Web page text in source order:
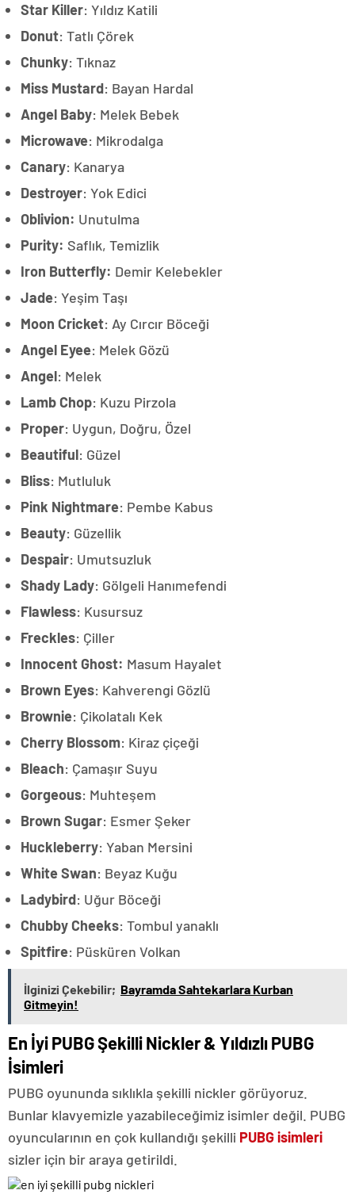
Star Killer: Yıldız Katili
Donut: Tatlı Çörek
Chunky: Tıknaz
Miss Mustard: Bayan Hardal
Angel Baby: Melek Bebek
Microwave: Mikrodalga
Canary: Kanarya
Destroyer: Yok Edici
Oblivion: Unutulma
Purity: Saflık, Temizlik
Iron Butterfly: Demir Kelebekler
Jade: Yeşim Taşı
Moon Cricket: Ay Cırcır Böceği
Angel Eyee: Melek Gözü
Angel: Melek
Lamb Chop: Kuzu Pirzola
Proper: Uygun, Doğru, Özel
Beautiful: Güzel
Bliss: Mutluluk
Pink Nightmare: Pembe Kabus
Beauty: Güzellik
Despair: Umutsuzluk
Shady Lady: Gölgeli Hanımefendi
Flawless: Kusursuz
Freckles: Çiller
Innocent Ghost: Masum Hayalet
Brown Eyes: Kahverengi Gözlü
Brownie: Çikolatalı Kek
Cherry Blossom: Kiraz çiçeği
Bleach: Çamaşır Suyu
Gorgeous: Muhteşem
Brown Sugar: Esmer Şeker
Huckleberry: Yaban Mersini
White Swan: Beyaz Kuğu
Ladybird: Uğur Böceği
Chubby Cheeks: Tombul yanaklı
Spitfire: Püsküren Volkan
İlginizi Çekebilir; Bayramda Sahtekarlara Kurban
Gitmeyin!
En İyi PUBG Şekilli Nickler & Yıldızlı PUBG
İsimleri
PUBG oyununda sıklıkla şekilli nickler görüyoruz.
Bunlar klavyemizle yazabileceğimiz isimler değil. PUBG
oyuncularının en çok kullandığı şekilli PUBG isimleri
sizler için bir araya getirildi.